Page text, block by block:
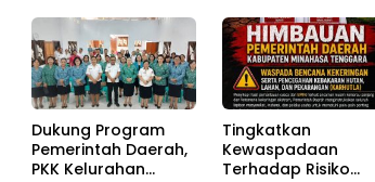
Buka
Perlindungan
Nelayan Meningkat
Dukung Program
Pemerintah Daerah,
PKK Kelurahan
Tingkatkan
Kewaspadaan
Terhadap Risiko